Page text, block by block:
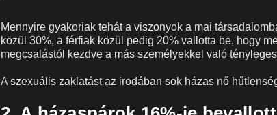
Mennyire gyakoriak tehát a viszonyok a mai
közül 30%, a férfiak közül pedig 20% vallotta be, hogy
megcsalástól kezdve a más személyekkel való
A szexuális zaklatást az irodában sok házas nő